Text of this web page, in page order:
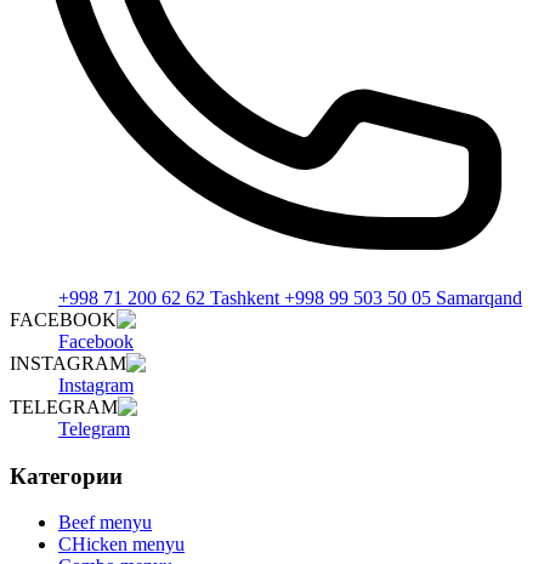
+998 71 200 62 62 Tashkent +998 99 503 50 05 Samarqand
FACEBOOK
Facebook
INSTAGRAM
Instagram
TELEGRAM
Telegram
Категории
Beef menyu
CHicken menyu